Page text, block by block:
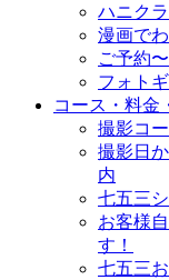
ハニク
漫画で
ご予約
フォト
コース・料金
撮影コ
撮影日
内
七五三
お客様
す！
七五三